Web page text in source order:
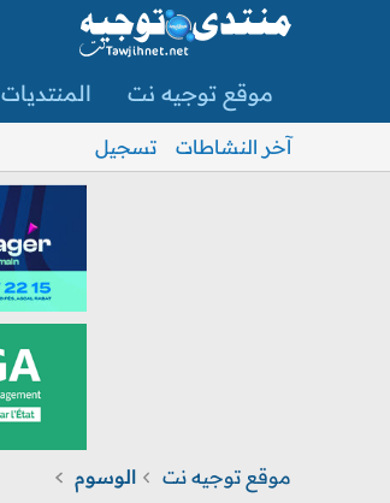
موقع توجيه نت المنتديات
آخر النشاطات تسجيل
موقع توجيه نت الوسوم